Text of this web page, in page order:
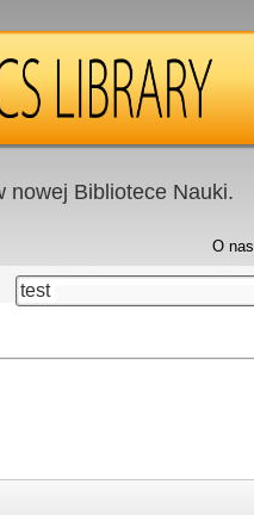
nowej Bibliotece Nauki.
O nas
test